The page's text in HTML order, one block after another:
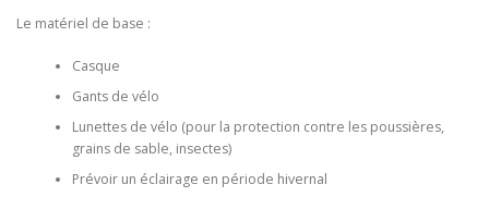
Le matériel de base :
Casque
Gants de vélo
Lunettes de vélo (pour la protection contre les poussières,
grains de sable, insectes)
Prévoir un éclairage en période hivernal